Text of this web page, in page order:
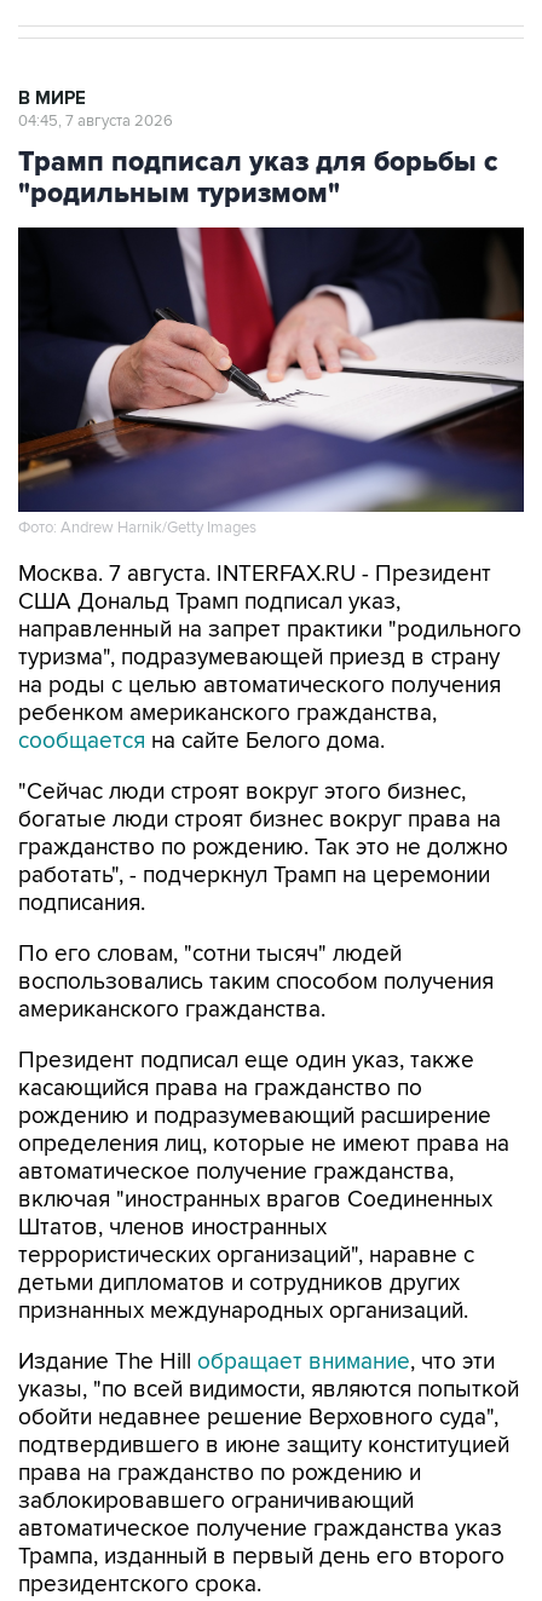
В МИРЕ
04:45, 7 августа 2026
Трамп подписал указ для борьбы с
"родильным туризмом"
Фото: Andrew Harnik/Getty Images
Москва. 7 августа. INTERFAX.RU - Президент
США Дональд Трамп подписал указ,
направленный на запрет практики "родильного
туризма", подразумевающей приезд в страну
на роды с целью автоматического получения
ребенком американского гражданства,
сообщается на сайте Белого дома.
"Сейчас люди строят вокруг этого бизнес,
богатые люди строят бизнес вокруг права на
гражданство по рождению. Так это не должно
работать", - подчеркнул Трамп на церемонии
подписания.
По его словам, "сотни тысяч" людей
воспользовались таким способом получения
американского гражданства.
Президент подписал еще один указ, также
касающийся права на гражданство по
рождению и подразумевающий расширение
определения лиц, которые не имеют права на
автоматическое получение гражданства,
включая "иностранных врагов Соединенных
Штатов, членов иностранных
террористических организаций", наравне с
детьми дипломатов и сотрудников других
признанных международных организаций.
Издание The Hill обращает внимание, что эти
указы, "по всей видимости, являются попыткой
обойти недавнее решение Верховного суда",
подтвердившего в июне защиту конституцией
права на гражданство по рождению и
заблокировавшего ограничивающий
автоматическое получение гражданства указ
Трампа, изданный в первый день его второго
президентского срока.